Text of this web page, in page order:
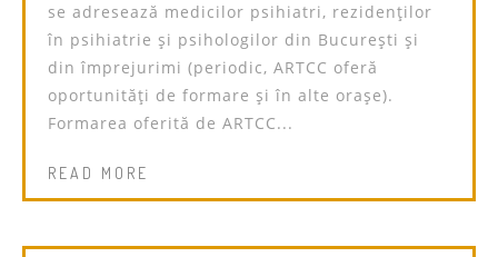
se adresează medicilor psihiatri, rezidenților
în psihiatrie și psihologilor din București și
din împrejurimi (periodic, ARTCC oferă
oportunități de formare și în alte orașe).
Formarea oferită de ARTCC...
READ MORE